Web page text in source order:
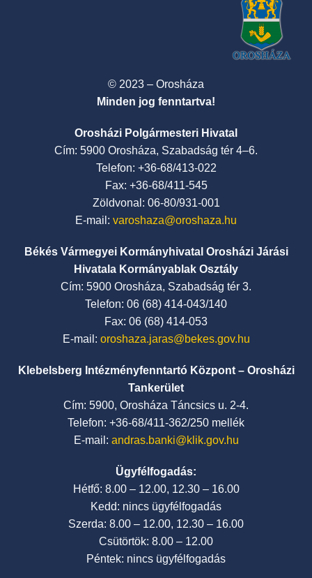
© 2023 – Orosháza
Minden jog fenntartva!
Orosházi Polgármesteri Hivatal
Cím: 5900 Orosháza, Szabadság tér 4–6.
Telefon: +36-68/413-022
Fax: +36-68/411-545
Zöldvonal: 06-80/931-001
E-mail: varoshaza@oroshaza.hu
Békés Vármegyei Kormányhivatal Orosházi Járási
Hivatala Kormányablak Osztály
Cím: 5900 Orosháza, Szabadság tér 3.
Telefon: 06 (68) 414-043/140
Fax: 06 (68) 414-053
E-mail: oroshaza.jaras@bekes.gov.hu
Klebelsberg Intézményfenntartó Központ – Orosházi
Tankerület
Cím: 5900, Orosháza Táncsics u. 2-4.
Telefon: +36-68/411-362/250 mellék
E-mail: andras.banki@klik.gov.hu
Ügyfélfogadás:
Hétfő: 8.00 – 12.00, 12.30 – 16.00
Kedd: nincs ügyfélfogadás
Szerda: 8.00 – 12.00, 12.30 – 16.00
Csütörtök: 8.00 – 12.00
Péntek: nincs ügyfélfogadás